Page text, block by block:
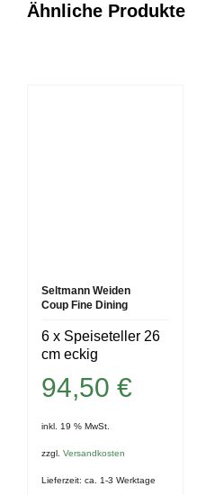
Ähnliche Produkte
Seltmann Weiden
Coup Fine Dining
6 x Speiseteller 26
cm eckig
94,50 €
inkl. 19 % MwSt.
zzgl. Versandkosten
Lieferzeit: ca. 1-3 Werktage